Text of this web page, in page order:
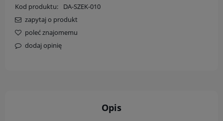
Kod produktu:
DA-SZEK-010
zapytaj o produkt
poleć znajomemu
dodaj opinię
Opis